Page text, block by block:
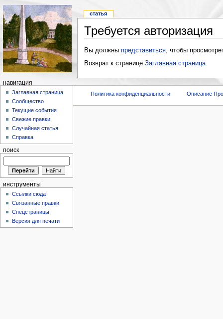
Требуется авторизация
Вы должны представиться, чтобы
Возврат к странице Заглавная страница.
статья
навигация
Заглавная страница
Сообщество
Текущие события
Свежие правки
Случайная статья
Справка
поиск
инструменты
Ссылки сюда
Связанные правки
Спецстраницы
Версия для печати
Политика конфиденциальности Описание